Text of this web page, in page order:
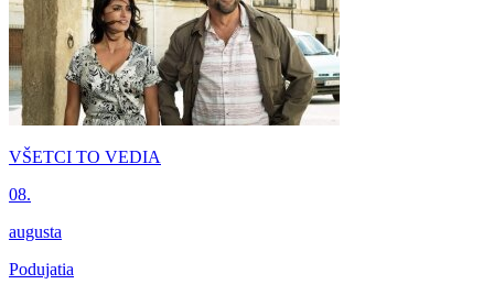
VŠETCI TO VEDIA
08.
augusta
Podujatia